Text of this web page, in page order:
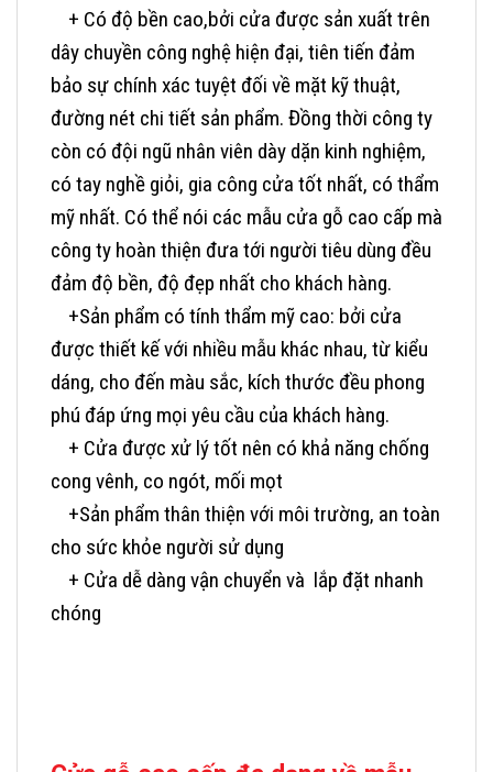
+ Có độ bền cao,bởi cửa được sản xuất trên
dây chuyền công nghệ hiện đại, tiên tiến đảm
bảo sự chính xác tuyệt đối về mặt kỹ thuật,
đường nét chi tiết sản phẩm. Đồng thời công ty
còn có đội ngũ nhân viên dày dặn kinh nghiệm,
có tay nghề giỏi, gia công cửa tốt nhất, có thẩm
mỹ nhất. Có thể nói các mẫu cửa gỗ cao cấp mà
công ty hoàn thiện đưa tới người tiêu dùng đều
đảm độ bền, độ đẹp nhất cho khách hàng.
+Sản phẩm có tính thẩm mỹ cao: bởi cửa
được thiết kế với nhiều mẫu khác nhau, từ kiểu
dáng, cho đến màu sắc, kích thước đều phong
phú đáp ứng mọi yêu cầu của khách hàng.
+ Cửa được xử lý tốt nên có khả năng chống
cong vênh, co ngót, mối mọt
+Sản phẩm thân thiện với môi trường, an toàn
cho sức khỏe người sử dụng
+ Cửa dễ dàng vận chuyển và lắp đặt nhanh
chóng